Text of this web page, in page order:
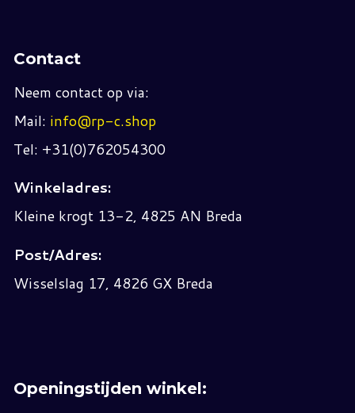
Contact
Neem contact op via:
Mail: info@rp-c.shop
Tel: +31(0)762054300
Winkeladres:
Kleine krogt 13-2, 4825 AN Breda
Post/Adres:
Wisselslag 17, 4826 GX Breda
Openingstijden winkel: